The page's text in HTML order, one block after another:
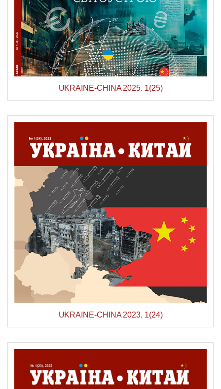
UKRAINE-CHINA 2025. 1(25)
UKRAINE-CHINA 2023, 1(24)